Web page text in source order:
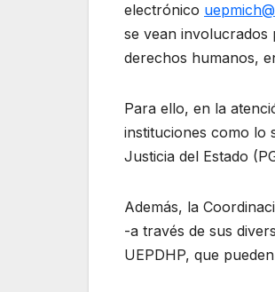
electrónico
se vean involucrados
derechos humanos,
Para ello, en la
instituciones como lo
Justicia del Estado
Además, la
-a través de sus
UEPDHP, que